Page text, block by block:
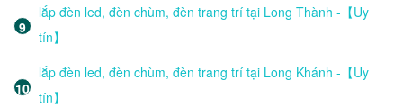
lắp đèn led, đèn chùm, đèn trang trí tại Long Thành -【Uy
tín】
lắp đèn led, đèn chùm, đèn trang trí tại Long Khánh -【Uy
tín】